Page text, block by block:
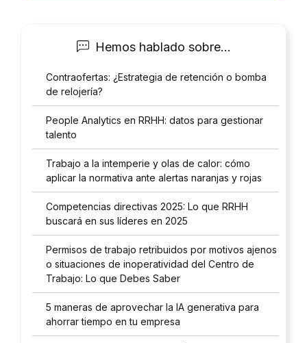
Hemos hablado sobre...
Contraofertas: ¿Estrategia de retención o bomba
de relojería?
People Analytics en RRHH: datos para gestionar
talento
Trabajo a la intemperie y olas de calor: cómo
aplicar la normativa ante alertas naranjas y rojas
Competencias directivas 2025: Lo que RRHH
buscará en sus líderes en 2025
Permisos de trabajo retribuidos por motivos ajenos
o situaciones de inoperatividad del Centro de
Trabajo: Lo que Debes Saber
5 maneras de aprovechar la IA generativa para
ahorrar tiempo en tu empresa